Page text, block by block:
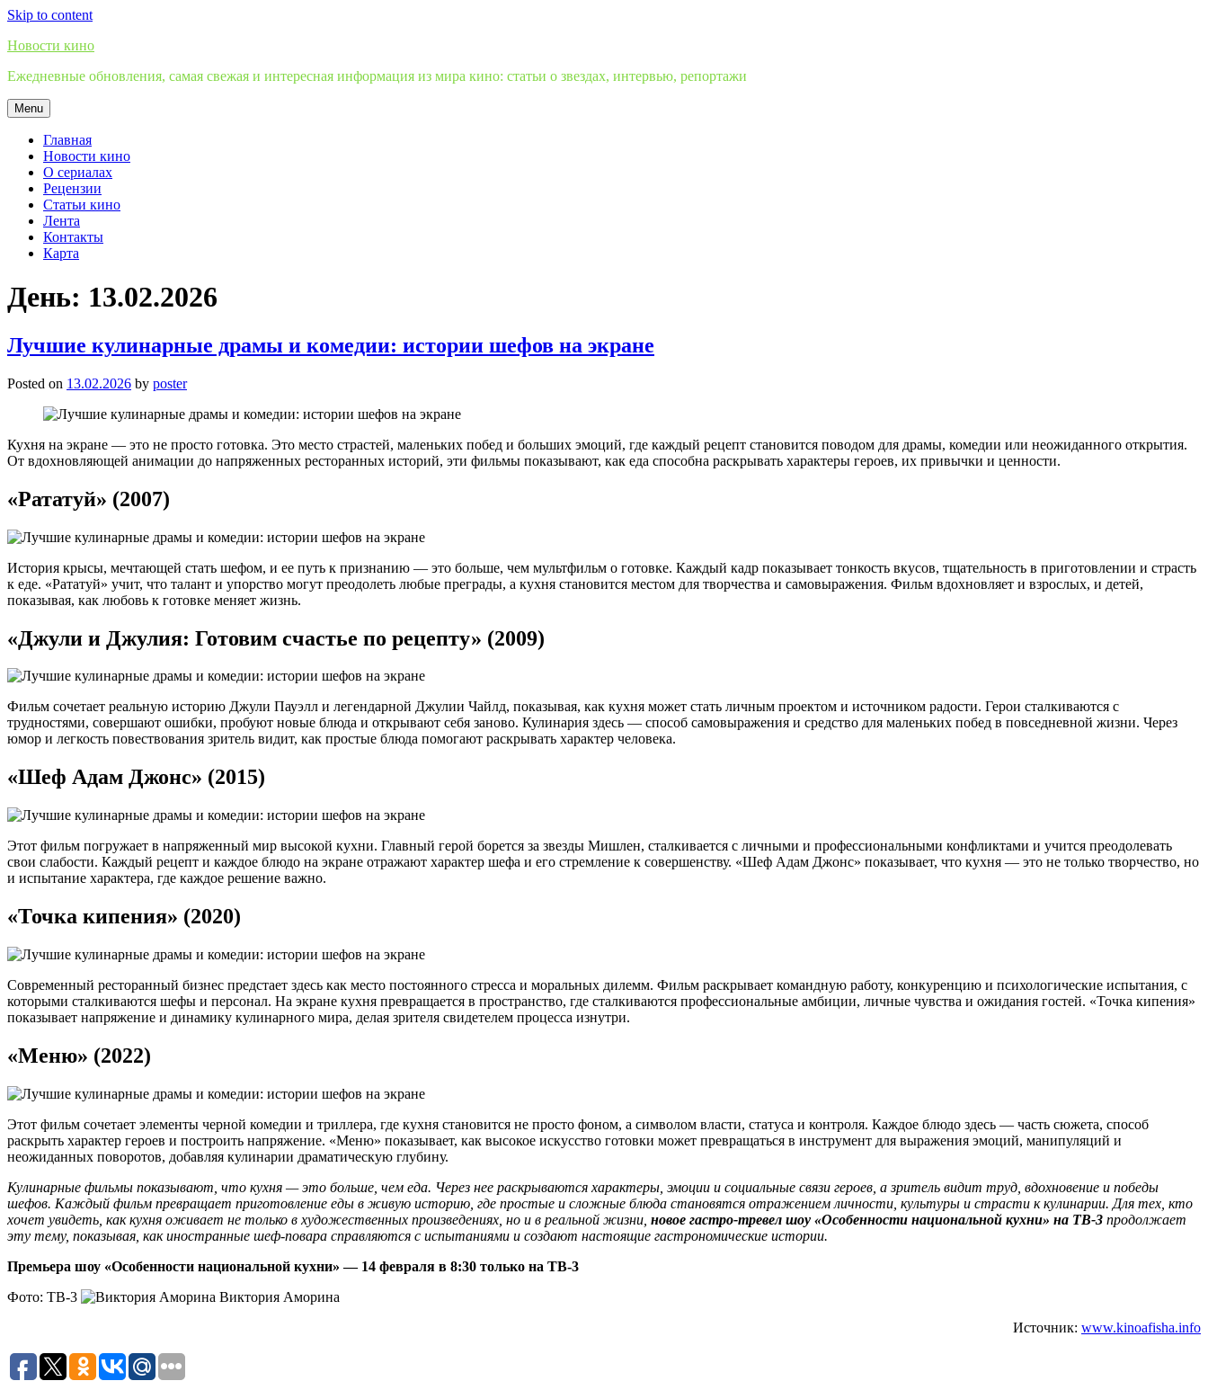
Skip to content
Новости кино
Ежедневные обновления, самая свежая и интересная информация из мира кино: статьи о звездах, интервью, репортажи
Menu
Главная
Новости кино
О сериалах
Рецензии
Статьи кино
Лента
Контакты
Карта
День: 13.02.2026
Лучшие кулинарные драмы и комедии: истории шефов на экране
Posted on 13.02.2026 by poster
Кухня на экране — это не просто готовка. Это место страстей, маленьких побед и больших эмоций, где каждый рецепт становится поводом для драмы, комедии или неожиданного открытия.
От вдохновляющей анимации до напряженных ресторанных историй, эти фильмы показывают, как еда способна раскрывать характеры героев, их привычки и ценности.
«Рататуй» (2007)
История крысы, мечтающей стать шефом, и ее путь к признанию — это больше, чем мультфильм о готовке. Каждый кадр показывает тонкость вкусов, тщательность в приготовлении и страсть
к еде. «Рататуй» учит, что талант и упорство могут преодолеть любые преграды, а кухня становится местом для творчества и самовыражения. Фильм вдохновляет и взрослых, и детей,
показывая, как любовь к готовке меняет жизнь.
«Джули и Джулия: Готовим счастье по рецепту» (2009)
Фильм сочетает реальную историю Джули Пауэлл и легендарной Джулии Чайлд, показывая, как кухня может стать личным проектом и источником радости. Герои сталкиваются с
трудностями, совершают ошибки, пробуют новые блюда и открывают себя заново. Кулинария здесь — способ самовыражения и средство для маленьких побед в повседневной жизни. Через
юмор и легкость повествования зритель видит, как простые блюда помогают раскрывать характер человека.
«Шеф Адам Джонс» (2015)
Этот фильм погружает в напряженный мир высокой кухни. Главный герой борется за звезды Мишлен, сталкивается с личными и профессиональными конфликтами и учится преодолевать
свои слабости. Каждый рецепт и каждое блюдо на экране отражают характер шефа и его стремление к совершенству. «Шеф Адам Джонс» показывает, что кухня — это не только творчество, но
и испытание характера, где каждое решение важно.
«Точка кипения» (2020)
Современный ресторанный бизнес предстает здесь как место постоянного стресса и моральных дилемм. Фильм раскрывает командную работу, конкуренцию и психологические испытания, с
которыми сталкиваются шефы и персонал. На экране кухня превращается в пространство, где сталкиваются профессиональные амбиции, личные чувства и ожидания гостей. «Точка кипения»
показывает напряжение и динамику кулинарного мира, делая зрителя свидетелем процесса изнутри.
«Меню» (2022)
Этот фильм сочетает элементы черной комедии и триллера, где кухня становится не просто фоном, а символом власти, статуса и контроля. Каждое блюдо здесь — часть сюжета, способ
раскрыть характер героев и построить напряжение. «Меню» показывает, как высокое искусство готовки может превращаться в инструмент для выражения эмоций, манипуляций и
неожиданных поворотов, добавляя кулинарии драматическую глубину.
Кулинарные фильмы показывают, что кухня — это больше, чем еда. Через нее раскрываются характеры, эмоции и социальные связи героев, а зритель видит труд, вдохновение и победы
шефов. Каждый фильм превращает приготовление еды в живую историю, где простые и сложные блюда становятся отражением личности, культуры и страсти к кулинарии. Для тех, кто
хочет увидеть, как кухня оживает не только в художественных произведениях, но и в реальной жизни, новое гастро-тревел шоу «Особенности национальной кухни» на ТВ‑3 продолжает
эту тему, показывая, как иностранные шеф-повара справляются с испытаниями и создают настоящие гастрономические истории.
Премьера шоу «Особенности национальной кухни» — 14 февраля в 8:30 только на ТВ-3
Фото: ТВ-3
Виктория Аморина
Источник: www.kinoafisha.info